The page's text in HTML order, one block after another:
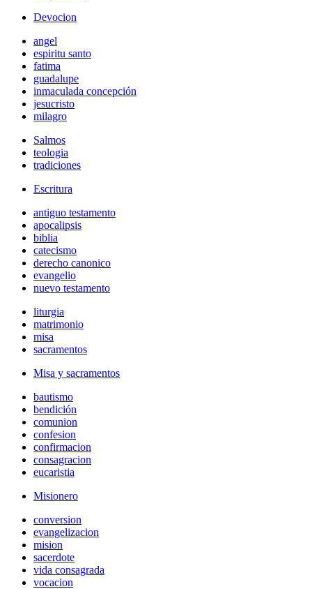
Devocion
angel
espiritu santo
fatima
guadalupe
inmaculada concepción
jesucristo
milagro
Salmos
teologia
tradiciones
Escritura
antiguo testamento
apocalipsis
biblia
catecismo
derecho canonico
evangelio
nuevo testamento
liturgia
matrimonio
misa
sacramentos
Misa y sacramentos
bautismo
bendición
comunion
confesion
confirmacion
consagracion
eucaristia
Misionero
conversion
evangelizacion
mision
sacerdote
vida consagrada
vocacion